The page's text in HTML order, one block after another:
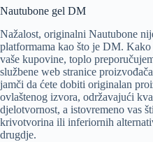
Nautubone gel DM
Nažalost, originalni Nautubone
platformama kao što je DM.
vaše kupovine, toplo
službene web stranice
jamči da ćete dobiti originalan
ovlaštenog izvora, održavajući
djelotvornost, a istovremeno vas
krivotvorina ili inferiornih
drugdje.